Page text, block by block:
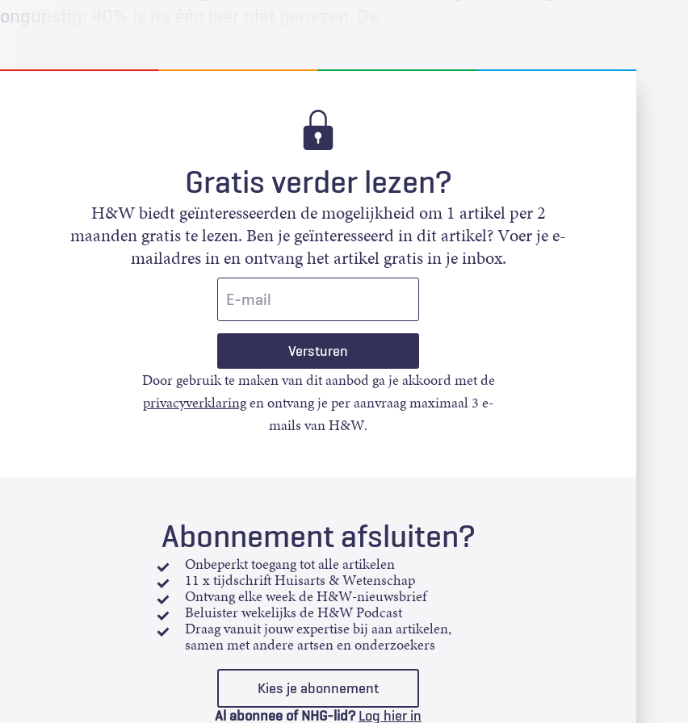
ongunstig: 40% is na één jaar niet genezen. De…
Gratis verder lezen?
H&W biedt geïnteresseerden de mogelijkheid om 1 artikel per 2
maanden gratis te lezen. Ben je geïnteresseerd in dit artikel? Voer je e-
mailadres in en ontvang het artikel gratis in je inbox.
Door gebruik te maken van dit aanbod ga je akkoord met de
privacyverklaringen ontvang je per aanvraag maximaal 3 e-
mails van H&W.
Abonnement afsluiten?
Onbeperkt toegang tot alle artikelen
11 x tijdschrift Huisarts & Wetenschap
Ontvang elke week de H&W-nieuwsbrief
Beluister wekelijks de H&W Podcast
Draag vanuit jouw expertise bij aan artikelen,
samen met andere artsen en onderzoekers
Kies je abonnement
Al abonnee of NHG-lid? Log hier in